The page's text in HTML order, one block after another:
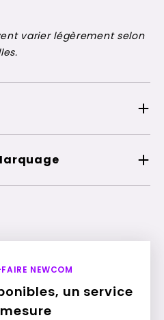
varier légèrement selon
NEWCOM
un service